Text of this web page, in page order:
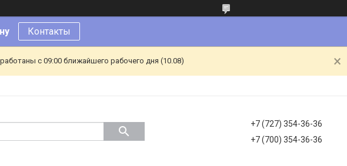
Контакты
с 09:00 ближайшего рабочего дня (10.08)
+7 (727) 354-36-36
+7 (700) 354-36-36